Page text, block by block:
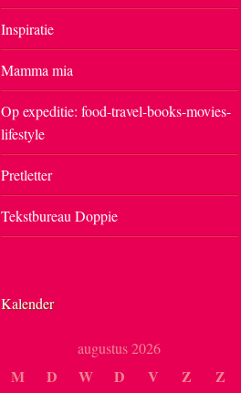
Inspiratie
Mamma mia
Op expeditie: food-travel-books-movies-
lifestyle
Pretletter
Tekstbureau Doppie
Kalender
augustus 2026
M D W D V Z Z